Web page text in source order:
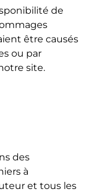
de
être causés
ou par
site.
des
à
et tous les